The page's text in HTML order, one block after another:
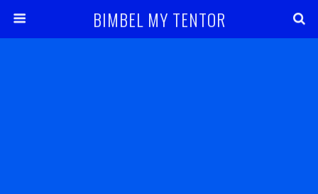
BIMBEL MY TENTOR